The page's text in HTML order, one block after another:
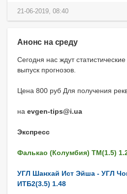
21-06-2019, 08:40
Анонс на среду
Сегодня нас ждут
выпуск прогнозов.
Цена 800 руб Для получения
на evgen-tips@i.ua
Экспресс
Фалькао (Колумбия) ТМ(1.5)
УГЛ Шанхай Ист Эйша - УГЛ
ИТБ2(3.5) 1.48